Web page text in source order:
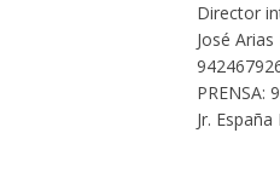
Director
José Arias
PRENSA:
Jr.